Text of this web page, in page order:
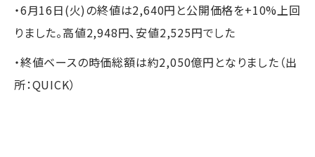
・6月16日(火)の終値は2,640円と公開価格を+10%上回
りました。高値2,948円、安値2,525円でした
・終値ベースの時価総額は約2,050億円となりました（出
所：QUICK）